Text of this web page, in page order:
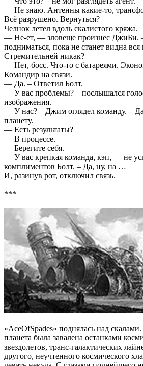
— Не знаю. Антенны какие-то,
Всё разрушено. Вернуться?
Челнок летел вдоль скалистого кряжа.
— Не-ет, — зловеще произнес ДжиБи.
подниматься, пока не станет видна
Стремительней никак?
— Нет, босс. Что-то с батареями.
Командир на связи.
— Да. – Ответил Болт.
— У вас проблемы? – послышался
изображения.
— У нас? – Джим оглядел команду. –
планету.
— Есть результаты?
— В процессе.
— Берегите себя.
— У вас крепкая команда, кэп, — не
комплиментов Болт. – Да, ну, на …
И, разинув рот, отключил связь.
***
«AceOfSpades» поднялась над
планета была завалена останками
звездолетов, транс-галактических
другого, неучтенного космического